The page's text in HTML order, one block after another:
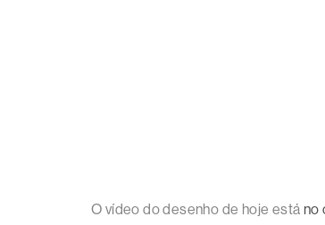
O vídeo do desenho de hoje está no